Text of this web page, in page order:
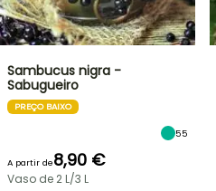
Sambucus nigra -
Sabugueiro
PREÇO BAIXO
55
A partir de8,90 €
Vaso de 2 L/3 L